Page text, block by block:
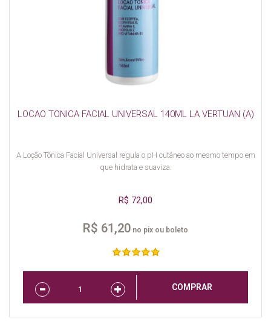
LOCAO TONICA FACIAL UNIVERSAL 140ML LA VERTUAN (A)
A Loção Tônica Facial Universal regula o pH cutâneo ao mesmo tempo em
que hidrata e suaviza.
R$ 72,00
R$ 61,20 no pix ou boleto
COMPRAR